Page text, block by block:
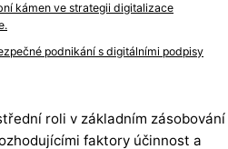
kámen ve strategii digitalizace
podnikání s digitálními podpisy
roli v základním zásobování
faktory účinnost a